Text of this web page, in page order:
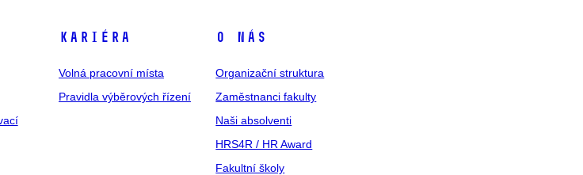
Kariéra
Volná pracovní místa
Pravidla výběrových řízení
O nás
Organizační struktura
Zaměstnanci fakulty
Naši absolventi
HRS4R / HR Award
Fakultní školy